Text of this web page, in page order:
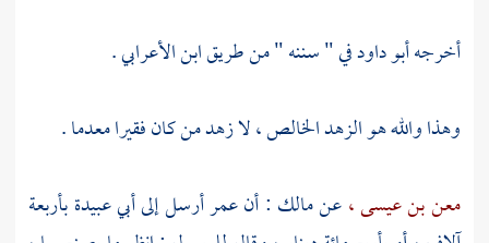
أخرجهأبو داودفي " سننه " من طريقابن الأعرابي.
وهذا والله هو الزهد الخالص ، لا زهد من كان فقيرا معدما .
معن بن عيسى ،عنمالك : أنعمرأرسل إلىأبي عبيدةبأربعة